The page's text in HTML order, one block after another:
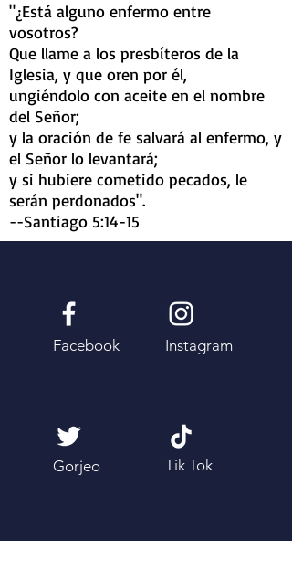
"¿Está alguno enfermo entre
vosotros?
Que llame a los presbíteros de la
Iglesia, y que oren por él,
ungiéndolo con aceite en el nombre
del Señor;
y la oración de fe salvará al enfermo, y
el Señor lo levantará;
y si hubiere cometido pecados, le
serán perdonados".
--Santiago 5:14-15
Facebook Instagram
Gorjeo Tik Tok